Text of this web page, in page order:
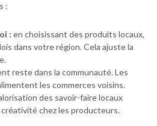
:
: en choisissant des produits locaux,
dans votre région. Cela ajuste la
reste dans la communauté. Les
les commerces voisins.
des savoir-faire locaux
chez les producteurs.